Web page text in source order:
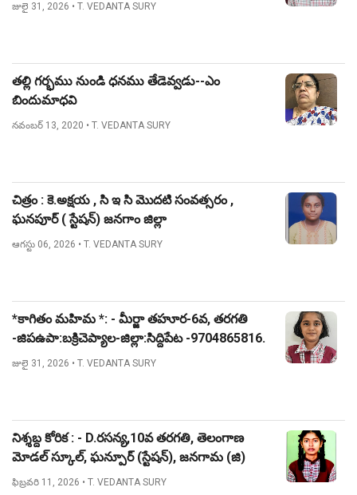
జులై 31, 2026 • T. VEDANTA SURY
తల్లి గర్భము నుండి ధనము తేడెవ్వడు--ఎం
బిందుమాధవి
నవంబర్ 13, 2020 • T. VEDANTA SURY
చిత్రం : కె.అక్షయ , సి ఇ సి మొదటి సంవత్సరం ,
ఘనపూర్ ( స్టేషన్) జనగాం జిల్లా
ఆగస్టు 06, 2026 • T. VEDANTA SURY
*కాగితం మహిమ *: - మీర్జా తహూర-6వ, తరగతి
-జిపఉపా:బక్రిచెప్యాల-జిల్లా:సిద్దిపేట -9704865816.
జులై 31, 2026 • T. VEDANTA SURY
నిశ్శబ్ద కోరిక : - D.రసన్య,10వ తరగతి, తెలంగాణ
మోడల్ స్కూల్, ఘన్పూర్ (స్టేషన్), జనగామ (జి)
ఫిబ్రవరి 11, 2026 • T. VEDANTA SURY